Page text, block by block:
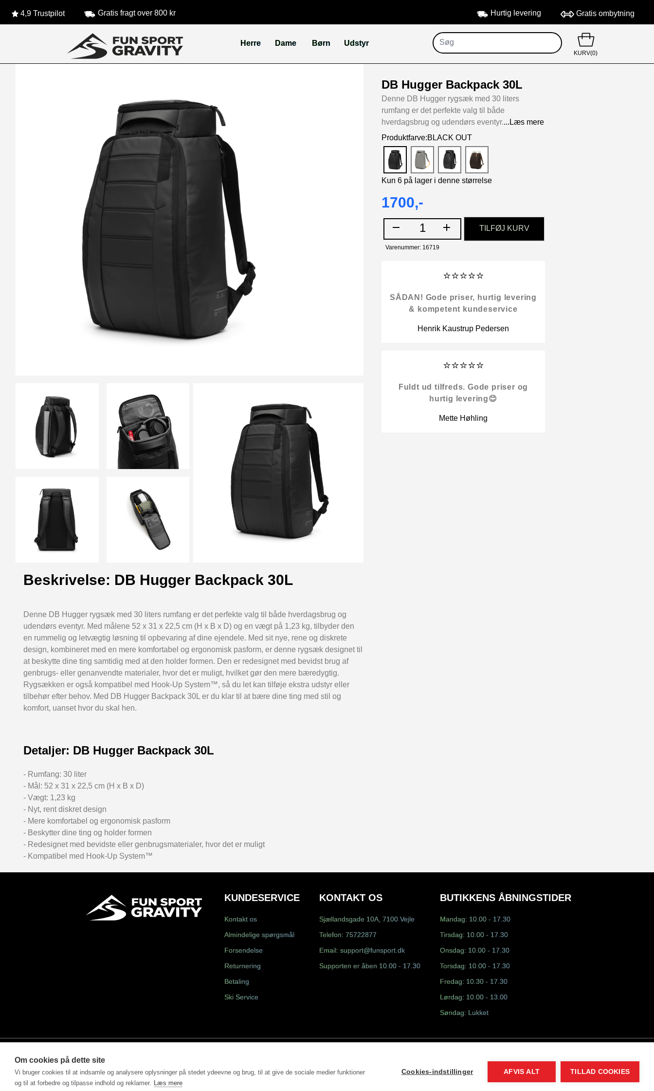
4,9 Trustpilot Gratis fragt over 800 kr Hurtig levering Gratis ombytning
Herre Dame Børn Udstyr
KURV(0)
DB Hugger Backpack 30L
Denne DB Hugger rygsæk med 30 liters
rumfang er det perfekte valg til både
hverdagsbrug og udendørs eventyr....Læs mere
Produktfarve:BLACK OUT
Kun 6 på lager i denne størrelse
1700,-
1 TILFØJ KURV
Varenummer: 16719
⭐⭐⭐⭐⭐
SÅDAN! Gode priser, hurtig levering
& kompetent kundeservice
Henrik Kaustrup Pedersen
⭐⭐⭐⭐⭐
Fuldt ud tilfreds. Gode priser og
hurtig levering😊
Mette Høhling
Beskrivelse: DB Hugger Backpack 30L
Denne DB Hugger rygsæk med 30 liters rumfang er det perfekte valg til både hverdagsbrug og
udendørs eventyr. Med målene 52 x 31 x 22,5 cm (H x B x D) og en vægt på 1,23 kg, tilbyder den
en rummelig og letvægtig løsning til opbevaring af dine ejendele. Med sit nye, rene og diskrete
design, kombineret med en mere komfortabel og ergonomisk pasform, er denne rygsæk designet til
at beskytte dine ting samtidig med at den holder formen. Den er redesignet med bevidst brug af
genbrugs- eller genanvendte materialer, hvor det er muligt, hvilket gør den mere bæredygtig.
Rygsækken er også kompatibel med Hook-Up System™, så du let kan tilføje ekstra udstyr eller
tilbehør efter behov. Med DB Hugger Backpack 30L er du klar til at bære dine ting med stil og
komfort, uanset hvor du skal hen.
Detaljer: DB Hugger Backpack 30L
- Rumfang: 30 liter
- Mål: 52 x 31 x 22,5 cm (H x B x D)
- Vægt: 1,23 kg
- Nyt, rent diskret design
- Mere komfortabel og ergonomisk pasform
- Beskytter dine ting og holder formen
- Redesignet med bevidste eller genbrugsmaterialer, hvor det er muligt
- Kompatibel med Hook-Up System™️
KUNDESERVICE
Kontakt os
Almindelige spørgsmål
Forsendelse
Returnering
Betaling
Ski Service
KONTAKT OS
Sjællandsgade 10A, 7100 Vejle
Telefon: 75722877
Email: support@funsport.dk
Supporten er åben 10.00 - 17.30
BUTIKKENS ÅBNINGSTIDER
Mandag: 10.00 - 17.30
Tirsdag: 10.00 - 17.30
Onsdag: 10.00 - 17.30
Torsdag: 10.00 - 17.30
Fredag: 10.30 - 17.30
Lørdag: 10.00 - 13.00
Søndag: Lukket
©2025 - Fun Sport ApS drevet af MM Sports Trading ApS DK31498228
Om cookies på dette site
Vi bruger cookies til at indsamle og analysere oplysninger på stedet ydeevne og brug, til at give de sociale medier funktioner
og til at forbedre og tilpasse indhold og reklamer. Læs mere
Cookies-indstillinger AFVIS ALT TILLAD COOKIES